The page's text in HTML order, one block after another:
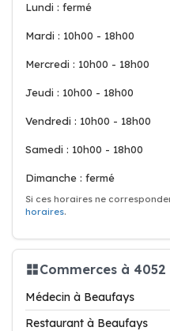
Lundi : fermé
Mardi : 10h00 - 18h00
Mercredi : 10h00 - 18h00
Jeudi : 10h00 - 18h00
Vendredi : 10h00 - 18h00
Samedi : 10h00 - 18h00
Dimanche : fermé
Si ces horaires ne
horaires.
Commerces à
Médecin à Beaufays
Restaurant à Beaufays